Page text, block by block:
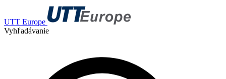
UTT Europe
Vyhľadávanie